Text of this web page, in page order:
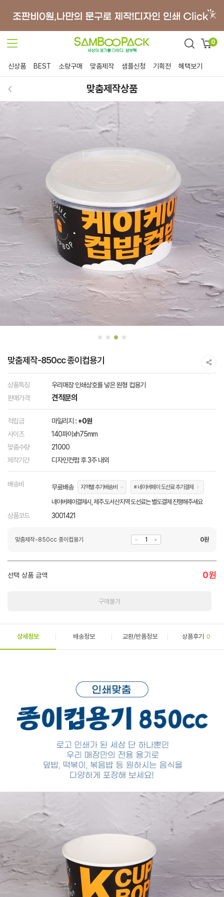
0
신상품 BEST 소량구매 맞춤제작 샘플신청 기획전 혜택보기
맞춤제작상품
맞춤제작-850cc 종이컵용기
상품특징
우리매장 인쇄상호를 넣은 원형 컵용기
판매가격
견적문의
적립금 마일리지 : +0원
사이즈
140파이xh75mm
맞춤수량
21000
제작기간
디자인컨펌 후 3주 내외
배송비 무료배송 지역별 추가배송비 ※ 네이버페이 도선료 추가결제
네이버페이결제시, 제주.도서산지역 도선료는 별도결제 진행해주세요
상품코드 3001421
맞춤제작-850cc 종이컵용기 0원
선택 상품 금액 0원
구매불가
상세정보 배송정보 교환/반품정보 상품후기 0